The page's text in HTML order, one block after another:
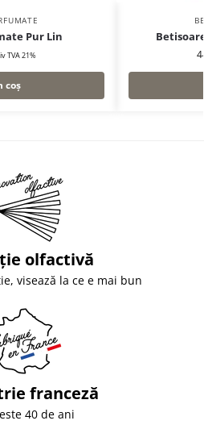
Pur Lin
TVA 21%
coș
olfactivă
visează la ce e mai bun
franceză
40 de ani